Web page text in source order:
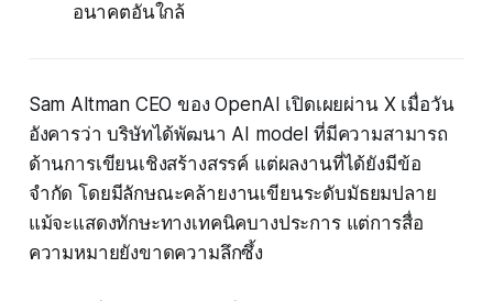
อนาคตอันใกล้
Sam Altman CEO ของ OpenAI เปิดเผยผ่าน X เมื่อวัน
อังคารว่า บริษัทได้พัฒนา AI model ที่มีความสามารถ
ด้านการเขียนเชิงสร้างสรรค์ แต่ผลงานที่ได้ยังมีข้อ
จำกัด โดยมีลักษณะคล้ายงานเขียนระดับมัธยมปลาย
แม้จะแสดงทักษะทางเทคนิคบางประการ แต่การสื่อ
ความหมายยังขาดความลึกซึ้ง